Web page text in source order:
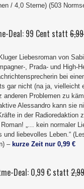
/ 4,0 Sterne) (503
Deal: 99 Cent statt
Kluger Liebesroman von
, Prada- und High-
bei
gar nicht (na ja, vielleicht
Problemen zu
Alessandro kann sie
in der Radioredaktion
„… kein normaler
liebevolles Leben.“
– kurze Zeit nur 0,99 €
Deal: 0,99 € statt 2,99